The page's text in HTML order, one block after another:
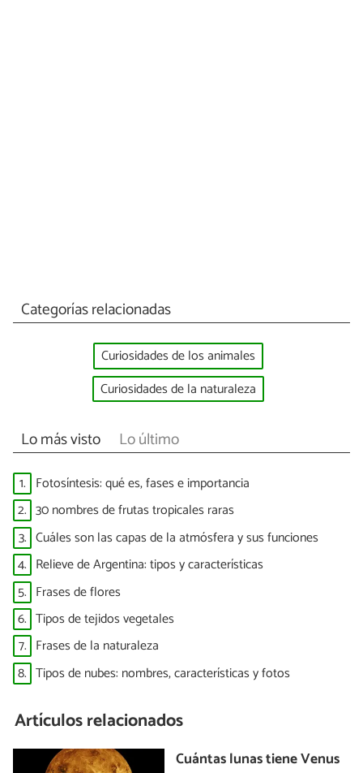
Categorías relacionadas
Curiosidades de los animales
Curiosidades de la naturaleza
Lo más visto Lo último
1. Fotosíntesis: qué es, fases e importancia
2. 30 nombres de frutas tropicales raras
3. Cuáles son las capas de la atmósfera y sus funciones
4. Relieve de Argentina: tipos y características
5. Frases de flores
6. Tipos de tejidos vegetales
7. Frases de la naturaleza
8. Tipos de nubes: nombres, características y fotos
Artículos relacionados
Cuántas lunas tiene Venus